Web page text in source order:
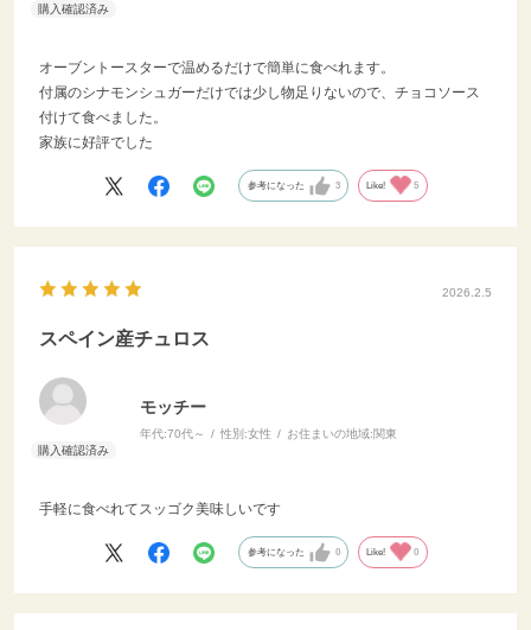
オーブントースターで温めるだけで簡単に食べれます。
付属のシナモンシュガーだけでは少し物足りないので、チョコソース
付けて食べました。
家族に好評でした
参考になった 3 Like! 5
2026.2.5
スペイン産チュロス
モッチー
年代:70代～ 性別:女性 お住まいの地域:関東
手軽に食べれてスッゴク美味しいです
参考になった 0 Like! 0